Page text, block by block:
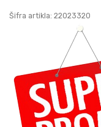
Šifra artikla: 22023320